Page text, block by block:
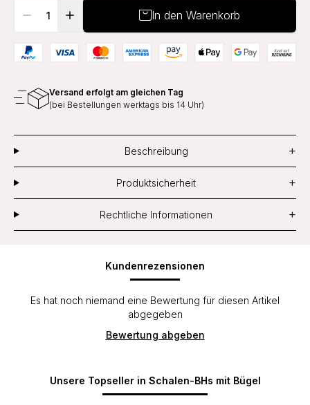
In den Warenkorb
Versand erfolgt am gleichen Tag
(bei Bestellungen werktags bis 14 Uhr)
Beschreibung +
Produktsicherheit +
Rechtliche Informationen +
Kundenrezensionen
Es hat noch niemand eine Bewertung für diesen Artikel
abgegeben
Bewertung abgeben
Unsere Topseller in Schalen-BHs mit Bügel